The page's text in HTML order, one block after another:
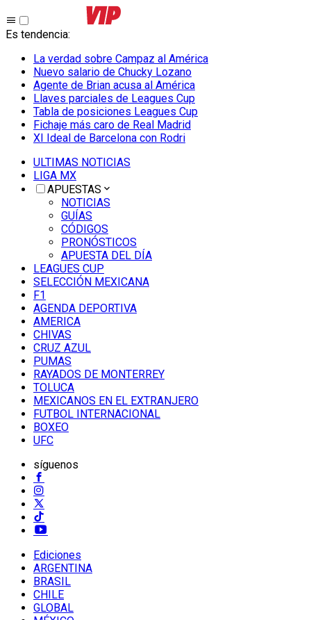
Es tendencia:
La verdad sobre Campaz al América
Nuevo salario de Chucky Lozano
Agente de Brian acusa al América
Llaves parciales de Leagues Cup
Tabla de posiciones Leagues Cup
Fichaje más caro de Real Madrid
XI Ideal de Barcelona con Rodri
ULTIMAS NOTICIAS
LIGA MX
APUESTAS
NOTICIAS
GUÍAS
CÓDIGOS
PRONÓSTICOS
APUESTA DEL DÍA
LEAGUES CUP
SELECCIÓN MEXICANA
F1
AGENDA DEPORTIVA
AMERICA
CHIVAS
CRUZ AZUL
PUMAS
RAYADOS DE MONTERREY
TOLUCA
MEXICANOS EN EL EXTRANJERO
FUTBOL INTERNACIONAL
BOXEO
UFC
síguenos
Ediciones
ARGENTINA
BRASIL
CHILE
GLOBAL